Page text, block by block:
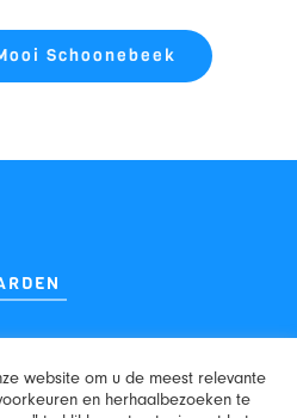
Schoonebeek
website om u de meest relevante
en herhaalbezoeken te